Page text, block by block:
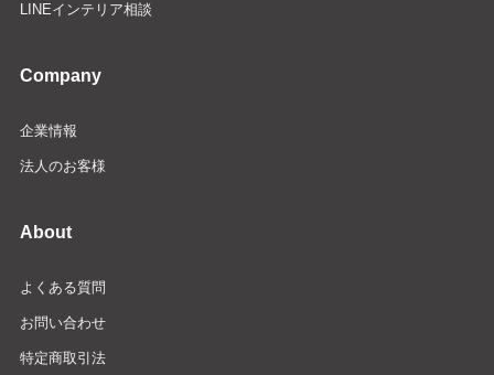
LINEインテリア相談
Company
企業情報
法人のお客様
About
よくある質問
お問い合わせ
特定商取引法